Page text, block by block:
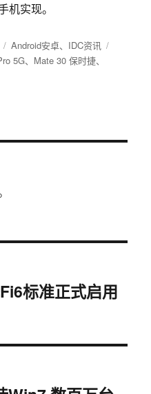
机实现。
分
类
Android安卓、 IDC资讯
5G、 Mate 30 保时捷、
标准正式启用